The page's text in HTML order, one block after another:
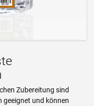
Zubereitung sind
geeignet und können